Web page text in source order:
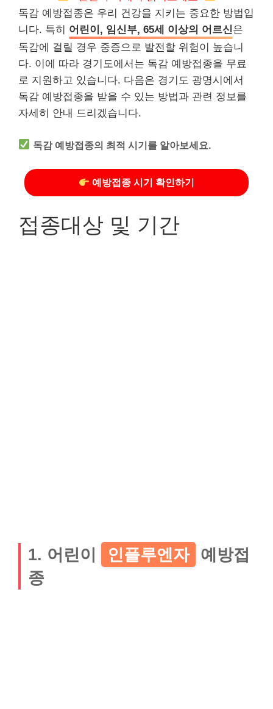
독감 예방접종은 우리 건강을 지키는 중요한 방법입
니다. 특히 어린이, 임신부, 65세 이상의 어르신은
독감에 걸릴 경우 중증으로 발전할 위험이 높습니
다. 이에 따라 경기도에서는 독감 예방접종을 무료
로 지원하고 있습니다. 다음은 경기도 광명시에서
독감 예방접종을 받을 수 있는 방법과 관련 정보를
자세히 안내 드리겠습니다.
독감 예방접종의 최적 시기를 알아보세요.
예방접종 시기 확인하기
접종대상 및 기간
1. 어린이 인플루엔자
예방접
종